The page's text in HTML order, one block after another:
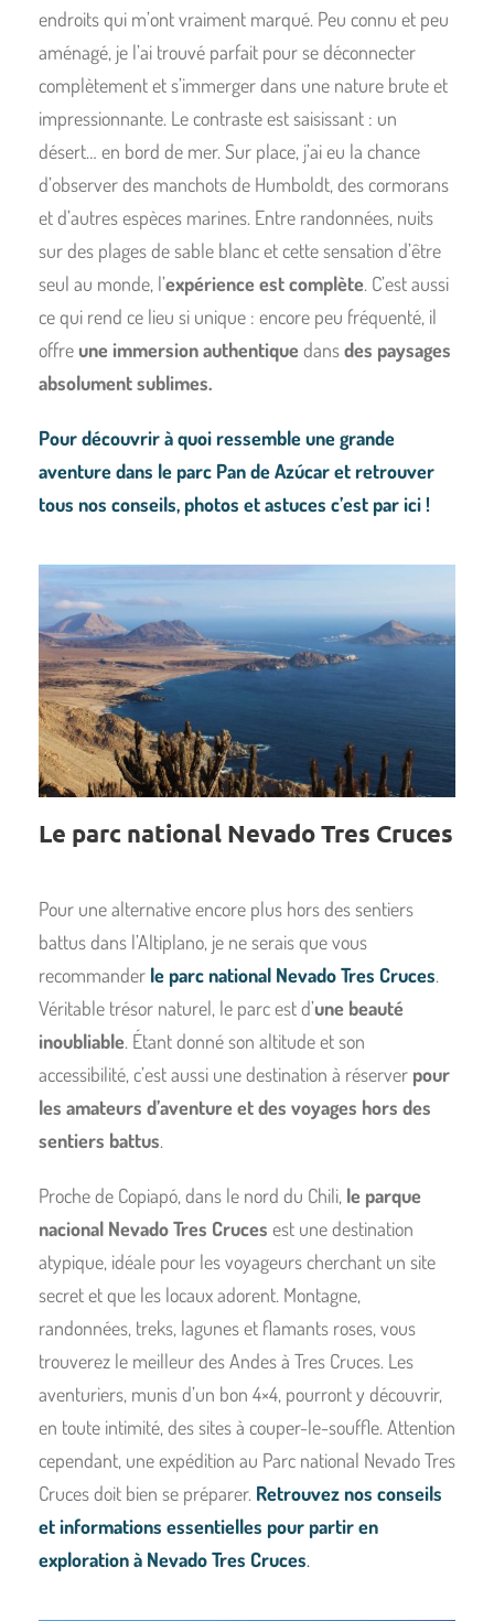
endroits qui m’ont vraiment marqué. Peu connu et peu
aménagé, je l’ai trouvé parfait pour se déconnecter
complètement et s’immerger dans une nature brute et
impressionnante. Le contraste est saisissant : un
désert… en bord de mer. Sur place, j’ai eu la chance
d’observer des manchots de Humboldt, des cormorans
et d’autres espèces marines. Entre randonnées, nuits
sur des plages de sable blanc et cette sensation d’être
seul au monde, l’expérience est complète. C’est aussi
ce qui rend ce lieu si unique : encore peu fréquenté, il
offreune immersion authentiquedansdes paysages
absolument sublimes.
Pour découvrir à quoi ressemble une grande
aventure dans le parc Pan de Azúcar et retrouver
tous nos conseils, photos et astuces c’est par ici !
Le parc national Nevado Tres Cruces
Pour une alternative encore plus hors des sentiers
battus dans l’Altiplano, je ne serais que vous
recommander le parc national Nevado Tres Cruces.
Véritable trésor naturel, le parc est d’une beauté
inoubliable. Étant donné son altitude et son
accessibilité, c’est aussi une destination à réserver pour
les amateurs d’aventure et des voyages hors des
sentiers battus.
Proche de Copiapó, dans le nord du Chili, le parque
nacional Nevado Tres Cruces est une destination
atypique, idéale pour les voyageurs cherchant un site
secret et que les locaux adorent. Montagne,
randonnées, treks, lagunes et flamants roses, vous
trouverez le meilleur des Andes à Tres Cruces. Les
aventuriers, munis d’un bon 4×4, pourront y découvrir,
en toute intimité, des sites à couper-le-souffle. Attention
cependant, une expédition au Parc national Nevado Tres
Cruces doit bien se préparer. Retrouvez nos conseils
et informations essentielles pour partir en
exploration à Nevado Tres Cruces.